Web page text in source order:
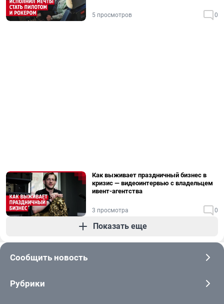
5 просмотров 0
Как выживает праздничный бизнес в
кризис — видеоинтервью с владельцем
ивент-агентства
3 просмотра 0
Показать еще
Сообщить новость
Рубрики